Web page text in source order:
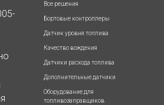
Все решения
Бортовые контроллеры
Датчик уровня топлива
Качество вождения
Датчики расхода топлива
Дополнительные датчики
Оборудование для
топливозаправщиков